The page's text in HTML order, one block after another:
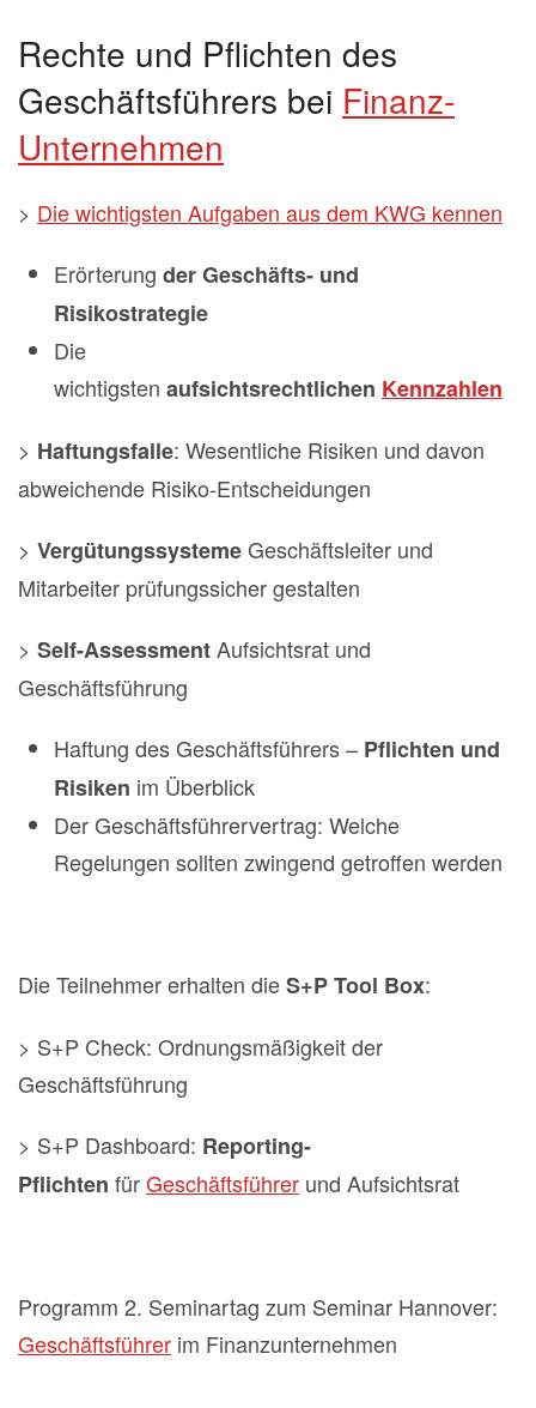
Rechte und Pflichten des
Geschäftsführers bei Finanz-
Unternehmen
> Die wichtigsten Aufgaben aus dem KWG kennen
Erörterung der Geschäfts- und
Risikostrategie
Die
wichtigsten aufsichtsrechtlichen Kennzahlen
> Haftungsfalle: Wesentliche Risiken und davon
abweichende Risiko-Entscheidungen
> VergütungssystemeGeschäftsleiter und
Mitarbeiter prüfungssicher gestalten
> Self-AssessmentAufsichtsrat und
Geschäftsführung
Haftung des Geschäftsführers – Pflichten und
Risiken im Überblick
Der Geschäftsführervertrag: Welche
Regelungen sollten zwingend getroffen werden
Die Teilnehmer erhalten dieS+P Tool Box:
> S+P Check: Ordnungsmäßigkeit der
Geschäftsführung
> S+P Dashboard: Reporting-
Pflichten fürGeschäftsführer und Aufsichtsrat
Programm 2. Seminartag zum Seminar Hannover:
Geschäftsführer im Finanzunternehmen